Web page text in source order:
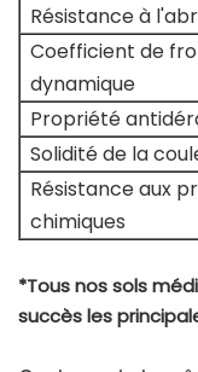
Résistance à
Coefficient de
dynamique
Propriété
Solidité de la
Résistance aux
chimiques
*Tous nos sols
succès les